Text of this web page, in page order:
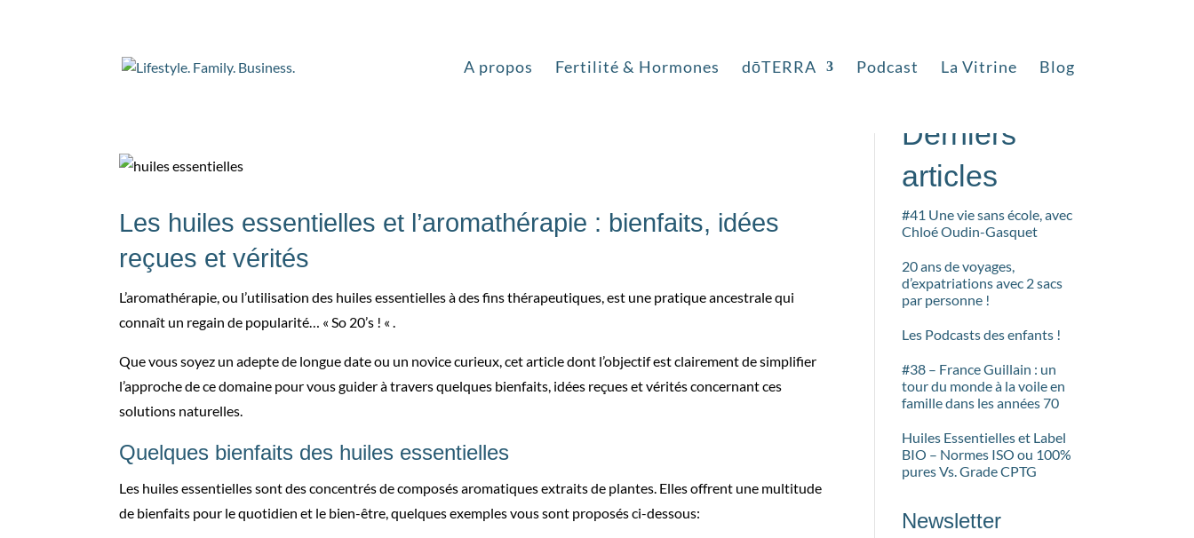
A propos Fertilité & Hormones dōTERRA Podcast La Vitrine Blog
Les Huiles Essentielles… la panacé ?
Les huiles essentielles et l’aromathérapie : bienfaits, idées
reçues et vérités
L’aromathérapie, ou l’utilisation des huiles essentielles à des fins thérapeutiques, est une pratique ancestrale qui
connaît un regain de popularité… « So 20’s ! « .
Que vous soyez un adepte de longue date ou un novice curieux, cet article dont l’objectif est clairement de simplifier
l’approche de ce domaine pour vous guider à travers quelques bienfaits, idées reçues et vérités concernant ces
solutions naturelles.
Quelques bienfaits des huiles essentielles
Les huiles essentielles sont des concentrés de composés aromatiques extraits de plantes. Elles offrent une multitude
de bienfaits pour le quotidien et le bien-être, quelques exemples vous sont proposés ci-dessous:
Rechercher
Derniers
articles
#41 Une vie sans école, avec
Chloé Oudin-Gasquet
20 ans de voyages,
d’expatriations avec 2 sacs
par personne !
Les Podcasts des enfants !
#38 – France Guillain : un
tour du monde à la voile en
famille dans les années 70
Huiles Essentielles et Label
BIO – Normes ISO ou 100%
pures Vs. Grade CPTG
Newsletter